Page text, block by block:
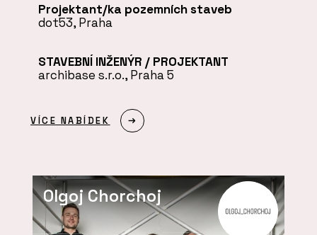
Projektant/ka pozemních staveb
dot53, Praha
STAVEBNÍ INŽENÝR / PROJEKTANT
archibase s.r.o., Praha 5
VÍCE NABÍDEK
Olgoj Chorchoj